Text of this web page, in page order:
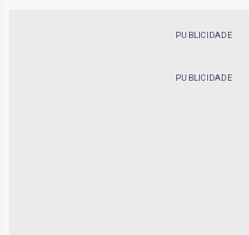
PUBLICIDADE
PUBLICIDADE